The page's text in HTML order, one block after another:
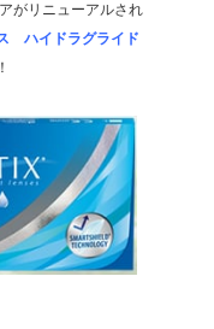
がリニューアルされ
ハイドラグライド